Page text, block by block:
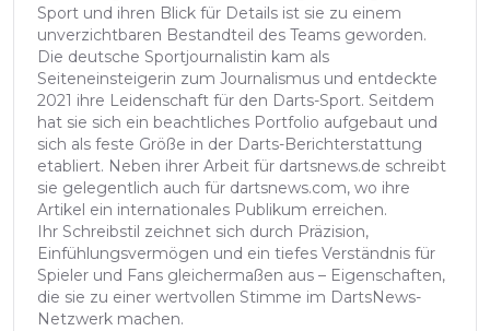
Sport und ihren Blick für Details ist sie zu einem
unverzichtbaren Bestandteil des Teams geworden.
Die deutsche Sportjournalistin kam als
Seiteneinsteigerin zum Journalismus und entdeckte
2021 ihre Leidenschaft für den Darts-Sport. Seitdem
hat sie sich ein beachtliches Portfolio aufgebaut und
sich als feste Größe in der Darts-Berichterstattung
etabliert. Neben ihrer Arbeit für dartsnews.de schreibt
sie gelegentlich auch für dartsnews.com, wo ihre
Artikel ein internationales Publikum erreichen.
Ihr Schreibstil zeichnet sich durch Präzision,
Einfühlungsvermögen und ein tiefes Verständnis für
Spieler und Fans gleichermaßen aus – Eigenschaften,
die sie zu einer wertvollen Stimme im DartsNews-
Netzwerk machen.